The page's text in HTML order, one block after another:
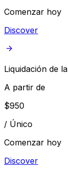
Comenzar hoy
Discover
Liquidación de
A partir de
$950
/ Único
Comenzar hoy
Discover